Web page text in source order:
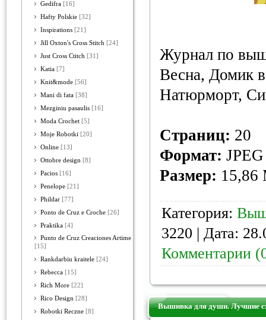
Gedifra [16]
Hafty Polskie [32]
Inspirations [21]
Jill Oxton's Cross Stitch [24]
Just Cross Ctitch [31]
Katia [7]
Knit&mode [56]
Mani di fata [38]
Mezginiu pasaulis [16]
Moda Crochet [5]
Moje Robotki [20]
Online [13]
Ottobre design [8]
Pacios [16]
Penelope [21]
Phildar [77]
Ponto de Cruz e Croche [26]
Praktika [4]
Punto de Cruz Creaciones Artime
[15]
Rankdarbiu kraitele [24]
Rebecca [15]
Rich More [22]
Rico Design [28]
Robotki Reczne [8]
Журнал по
Весна, Домик
Натюрморт,
Страниц: 20
Формат: JPEG
Размер:
Категория:
3220 | Дата:
Комментарии
Вышивка для души. Лучшие